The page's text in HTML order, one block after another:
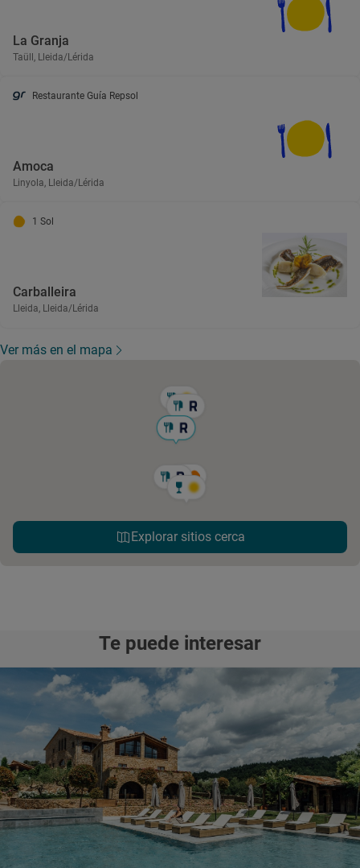
La Granja
Taüll, Lleida/Lérida
Restaurante Guía Repsol
Amoca
Linyola, Lleida/Lérida
1 Sol
Carballeira
Lleida, Lleida/Lérida
Ver más en el mapa
Explorar sitios cerca
Te puede interesar